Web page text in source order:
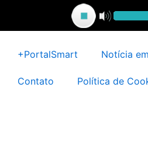
conteúdo
+PortalSmart Notícia
Contato Política de